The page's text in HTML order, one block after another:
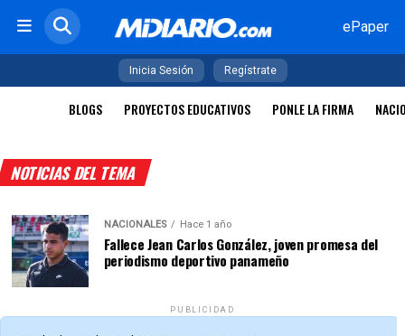
ePaper
Inicia Sesión Regístrate
BLOGS PROYECTOS EDUCATIVOS PONLE LA FIRMA
NOTICIAS DEL TEMA
NACIONALES Hace 1 año
Fallece Jean Carlos González, joven promesa del
periodismo deportivo panameño
PUBLICIDAD